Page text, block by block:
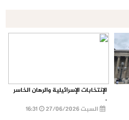
الإنتخابات الإسرائيلية والرهان الخاسر
.
السبت 27/06/2026
16:31